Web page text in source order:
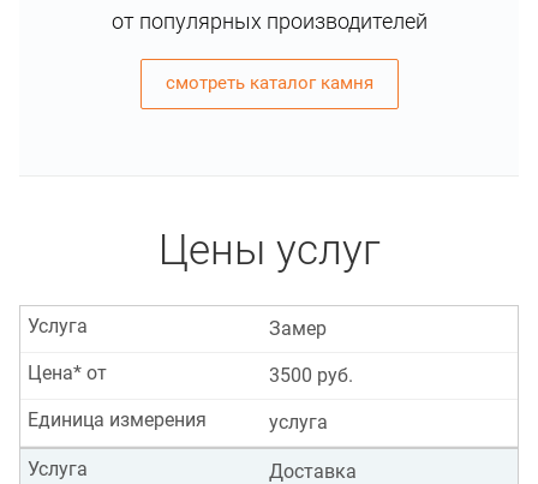
от популярных производителей
смотреть каталог камня
Цены услуг
Замер
Услуга
3500 руб.
Цена* от
услуга
Единица измерения
Доставка
Услуга